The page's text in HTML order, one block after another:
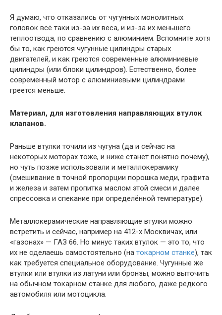
Я думаю, что отказались от чугунных монолитных
головок всё таки из-за их веса, и из-за их меньшего
теплоотвода, по сравнению с алюминием. Вспомните хотя
бы то, как греются чугунные цилиндры старых
двигателей, и как греются современные алюминиевые
цилиндры (или блоки цилиндров). Естественно, более
современный мотор с алюминиевыми цилиндрами
греется меньше.
Материал, для изготовления направляющих втулок
клапанов.
Раньше втулки точили из чугуна (да и сейчас на
некоторых моторах тоже, и ниже станет понятно почему),
но чуть позже использовали и металлокерамику
(смешивание в точной пропорции порошка меди, графита
и железа и затем пропитка маслом этой смеси и далее
спрессовка и спекание при определённой температуре).
Металлокерамические направляющие втулки можно
встретить и сейчас, например на 412-х Москвичах, или
«газонах» — ГАЗ 66. Но минус таких втулок — это то, что
их не сделаешь самостоятельно (на токарном станке), так
как требуется специальное оборудование. Чугунные же
втулки или втулки из латуни или бронзы, можно выточить
на обычном токарном станке для любого, даже редкого
автомобиля или мотоцикла.